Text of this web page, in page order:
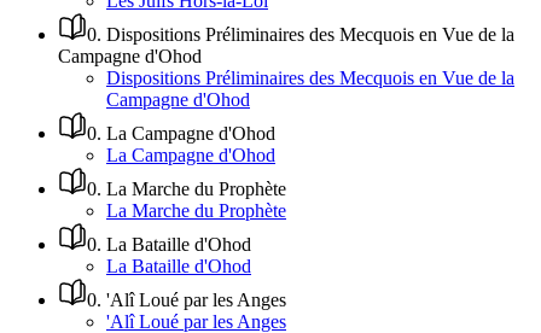
0. Dispositions Préliminaires des Mecquois en Vue de la
Campagne d'Ohod
Dispositions Préliminaires des Mecquois en Vue de la
Campagne d'Ohod
0. La Campagne d'Ohod
La Campagne d'Ohod
0. La Marche du Prophète
La Marche du Prophète
0. La Bataille d'Ohod
La Bataille d'Ohod
0. 'Alî Loué par les Anges
'Alî Loué par les Anges